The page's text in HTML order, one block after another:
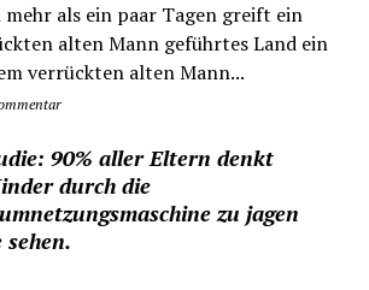
als ein paar Tagen greift ein
alten Mann geführtes Land ein
verrückten alten Mann...
90% aller Eltern denkt
durch die
zu jagen
sehen.